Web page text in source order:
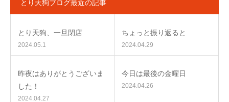
とり天狗ブログ最近の記事
とり天狗、一旦閉店
2024.05.1
ちょっと振り返ると
2024.04.29
昨夜はありがとうございま
した！
2024.04.27
今日は最後の金曜日
2024.04.26